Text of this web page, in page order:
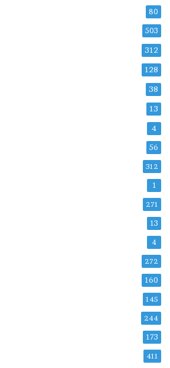
80
503
312
128
38
13
4
56
312
1
271
13
4
272
160
145
244
173
411